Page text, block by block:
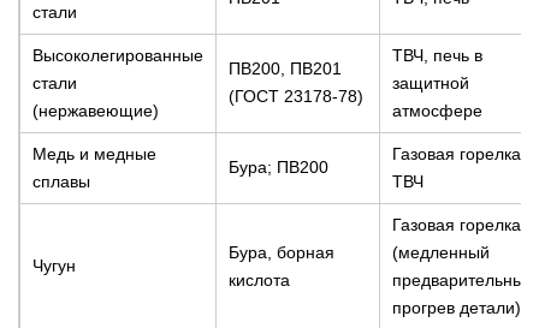
стали
Высоколегированные
стали
(нержавеющие)
ПВ200, ПВ201
(ГОСТ 23178-78)
ТВЧ, печь в
защитной
атмосфере
Медь и медные
сплавы
Бура; ПВ200
Газовая горелка,
ТВЧ
Чугун
Бура, борная
кислота
Газовая горелка
(медленный
предварительный
прогрев детали)